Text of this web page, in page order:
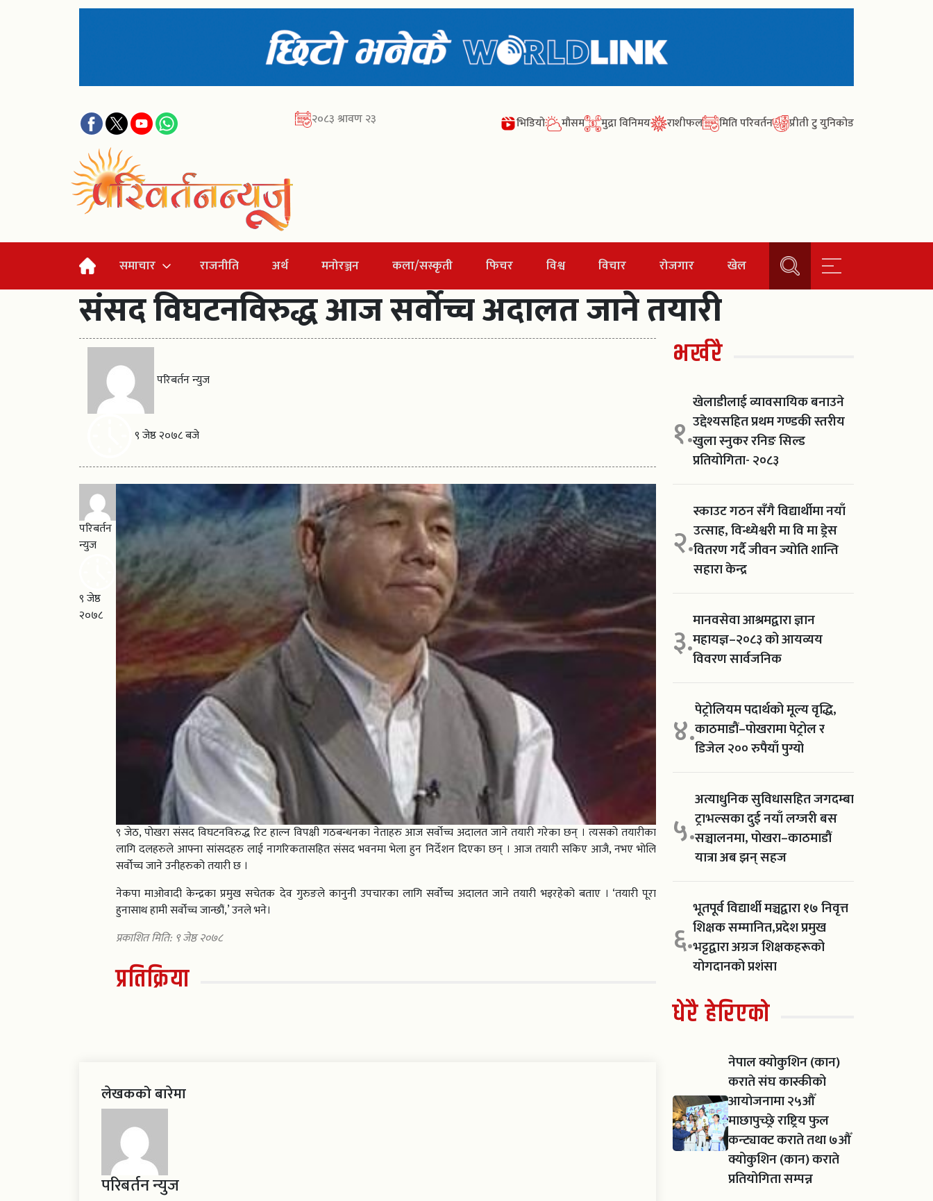
२०८३ श्रावण २३ भिडियो मौसम मुद्रा विनिमय राशीफल मिति परिवर्तन प्रीती टु युनिकोड
समाचार राजनीति अर्थ मनोरञ्जन कला/सस्कृती फिचर विश्व विचार रोजगार खेल
संसद विघटनविरुद्ध आज सर्वोच्च अदालत जाने तयारी
परिबर्तन न्युज
९ जेष्ठ २०७८ बजे
परिबर्तन
न्युज
९ जेष्ठ
२०७८
९ जेठ, पोखरा संसद विघटनविरुद्ध रिट हाल्न विपक्षी गठबन्धनका नेताहरु आज सर्वोच्च अदालत जाने तयारी गरेका छन् । त्यसको तयारीका
लागि दलहरुले आफ्ना सांसदहरु लाई नागरिकतासहित संसद भवनमा भेला हुन निर्देशन दिएका छन् । आज तयारी सकिए आजै, नभए भोलि
सर्वोच्च जाने उनीहरुको तयारी छ ।
नेकपा माओवादी केन्द्रका प्रमुख सचेतक देव गुरुङले कानुनी उपचारका लागि सर्वोच्च अदालत जाने तयारी भइरहेको बताए । ‘तयारी पूरा
हुनासाथ हामी सर्वोच्च जान्छौं,’ उनले भने।
प्रकाशित मिति: ९ जेष्ठ २०७८
प्रतिक्रिया
लेखकको बारेमा
परिबर्तन न्युज
भर्खरै
१.
खेलाडीलाई व्यावसायिक बनाउने
उद्देश्यसहित प्रथम गण्डकी स्तरीय
खुला स्नुकर रनिङ सिल्ड
प्रतियोगिता- २०८३
२.
स्काउट गठन सँगै विद्यार्थीमा नयाँ
उत्साह, विन्ध्येश्वरी मा वि मा ड्रेस
वितरण गर्दै जीवन ज्योति शान्ति
सहारा केन्द्र
३.मानवसेवा आश्रमद्वारा ज्ञान
महायज्ञ–२०८३ को आयव्यय
विवरण सार्वजनिक
४.पेट्रोलियम पदार्थको मूल्य वृद्धि,
काठमाडौं–पोखरामा पेट्रोल र
डिजेल २०० रुपैयाँ पुग्यो
५.
अत्याधुनिक सुविधासहित जगदम्बा
ट्राभल्सका दुई नयाँ लग्जरी बस
सञ्चालनमा, पोखरा–काठमाडौं
यात्रा अब झन् सहज
६.
भूतपूर्व विद्यार्थी मञ्चद्वारा १७ निवृत्त
शिक्षक सम्मानित,प्रदेश प्रमुख
भट्टद्वारा अग्रज शिक्षकहरूको
योगदानको प्रशंसा
धेरै हेरिएको
नेपाल क्योकुशिन (कान)
कराते संघ कास्कीको
आयोजनामा २५औँ
माछापुच्छ्रे राष्ट्रिय फुल
कन्ट्याक्ट कराते तथा ७औँ
क्योकुशिन (कान) कराते
प्रतियोगिता सम्पन्न